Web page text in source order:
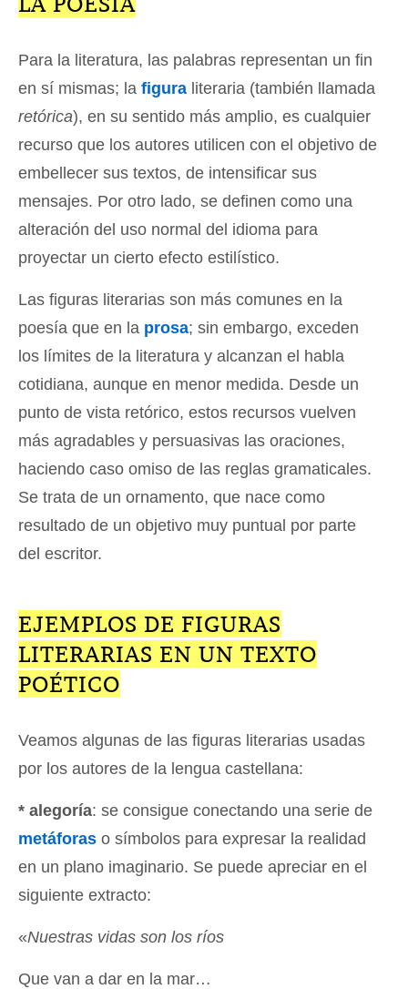
Para la literatura, las palabras representan un fin
en sí mismas; la figura literaria (también llamada
retórica), en su sentido más amplio, es cualquier
recurso que los autores utilicen con el objetivo de
embellecer sus textos, de intensificar sus
mensajes. Por otro lado, se definen como una
alteración del uso normal del idioma para
proyectar un cierto efecto estilístico.
Las figuras literarias son más comunes en la
poesía que en la prosa; sin embargo, exceden
los límites de la literatura y alcanzan el habla
cotidiana, aunque en menor medida. Desde un
punto de vista retórico, estos recursos vuelven
más agradables y persuasivas las oraciones,
haciendo caso omiso de las reglas gramaticales.
Se trata de un ornamento, que nace como
resultado de un objetivo muy puntual por parte
del escritor.
EJEMPLOS DE FIGURAS
LITERARIAS EN UN TEXTO
POÉTICO
Veamos algunas de las figuras literarias usadas
por los autores de la lengua castellana:
* alegoría: se consigue conectando una serie de
metáforas o símbolos para expresar la realidad
en un plano imaginario. Se puede apreciar en el
siguiente extracto:
«Nuestras vidas son los ríos
Que van a dar en la mar…